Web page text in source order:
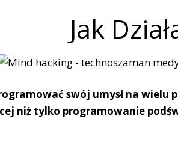
Jak
swój umysł na wielu
niż tylko programowanie